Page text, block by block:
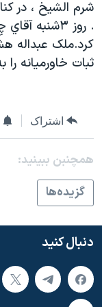
فرهنگ و زندگی
حقوق شهروندی
اقتصادی
گالری عکس
آرشیو پخش زنده
مستندها
انتخابات ریاست
حمله جمهوری
اعتراضات زن،
مجموعه مستندهای
تریبونال مردمی آبان ۹۸
چهل سال
اعتراضات مردمی
دنبال کنید
شرم الشيخ ، در
. روز ۳شنبه
کرد.ملک عبداله
ثبات خاورميانه
اشتراک
همچنبن ببینید:
گزيده‌ها
دنبال کنید